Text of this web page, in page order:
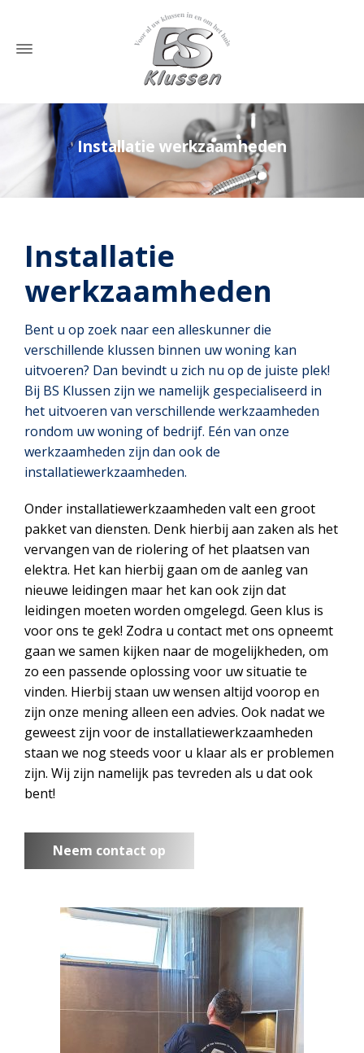
Installatie werkzaamheden
Installatie
werkzaamheden
Bent u op zoek naar een alleskunner die
verschillende klussen binnen uw woning kan
uitvoeren? Dan bevindt u zich nu op de juiste plek!
Bij BS Klussen zijn we namelijk gespecialiseerd in
het uitvoeren van verschillende werkzaamheden
rondom uw woning of bedrijf. Eén van onze
werkzaamheden zijn dan ook de
installatiewerkzaamheden.
Onder installatiewerkzaamheden valt een groot
pakket van diensten. Denk hierbij aan zaken als het
vervangen van de riolering of het plaatsen van
elektra. Het kan hierbij gaan om de aanleg van
nieuwe leidingen maar het kan ook zijn dat
leidingen moeten worden omgelegd. Geen klus is
voor ons te gek! Zodra u contact met ons opneemt
gaan we samen kijken naar de mogelijkheden, om
zo een passende oplossing voor uw situatie te
vinden. Hierbij staan uw wensen altijd voorop en
zijn onze mening alleen een advies. Ook nadat we
geweest zijn voor de installatiewerkzaamheden
staan we nog steeds voor u klaar als er problemen
zijn. Wij zijn namelijk pas tevreden als u dat ook
bent!
Neem contact op